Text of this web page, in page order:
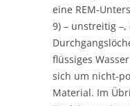
eine REM-
9) – unstreitig
flüssiges
sich um nicht-
Material. Im